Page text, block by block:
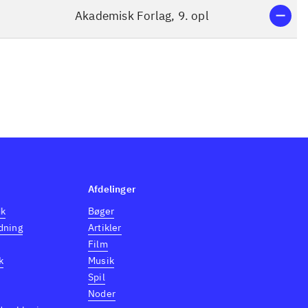
Akademisk Forlag, 9. opl
Afdelinger
Bøger
Artikler
Film
Musik
Spil
Noder